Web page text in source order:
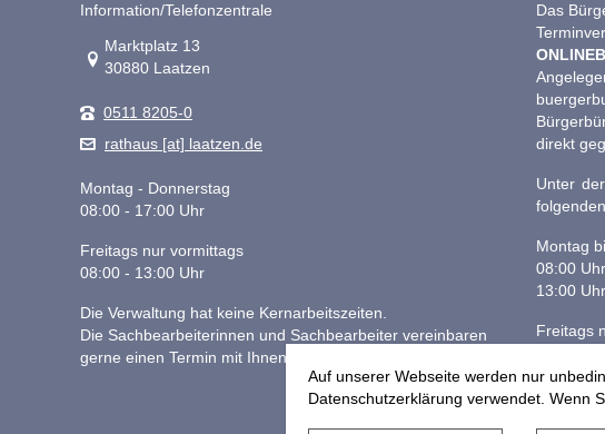
Auf unserer Webseite werden nur
Datenschutzerklärung verwendet. Wenn
Information/Telefonzentrale
Link zur Google-Maps Navigation
Marktplatz 13
30880 Laatzen
0511 8205-0
rathaus [at] laatzen.de
Montag - Donnerstag
08:00 - 17:00 Uhr
Freitags nur vormittags
08:00 - 13:00 Uhr
Die Verwaltung hat keine Kernarbeitszeiten.
Die Sachbearbeiterinnen und Sachbearbeiter vereinbaren
gerne einen Termin mit Ihnen.
Das
direkt
Unter
Montag
08:00
13:00
Freitags